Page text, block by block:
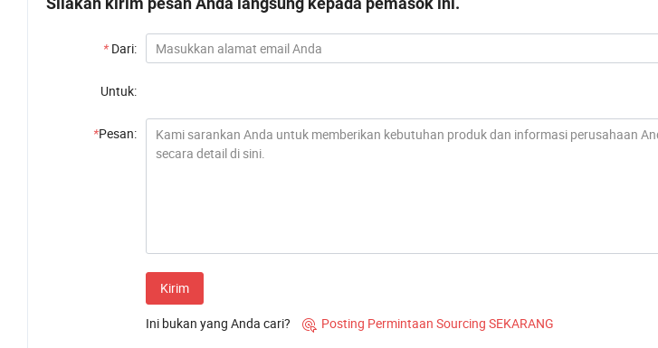
* Dari:
Untuk:
*Pesan:
Kirim
Ini bukan yang Anda cari?  Posting Permintaan Sourcing SEKARANG